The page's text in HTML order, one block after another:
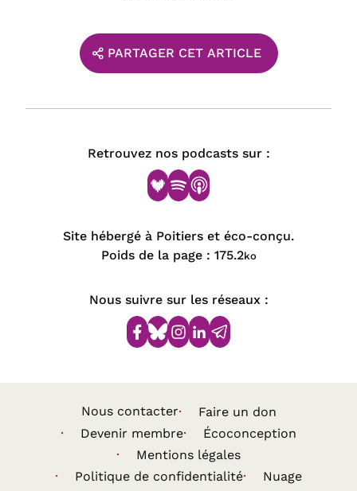
PARTAGER CET ARTICLE
Retrouvez nos podcasts sur :
Site hébergé à Poitiers et éco-conçu.
Poids de la page : 175.2ko
Nous suivre sur les réseaux :
Nous contacter
Faire un don
Devenir membre
Écoconception
Mentions légales
Politique de confidentialité
Nuage